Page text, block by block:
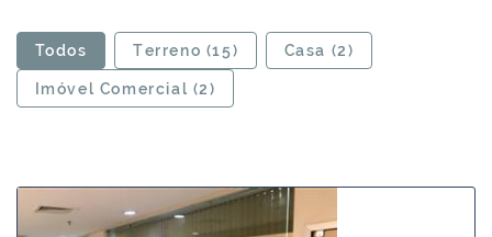
Todos Terreno (15) Casa (2)
Imóvel Comercial (2)